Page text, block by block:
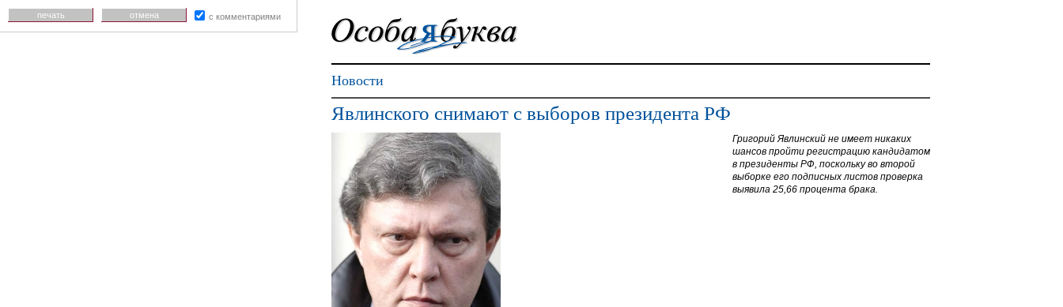
Новости
Явлинского снимают с выборов президента РФ
Григорий Явлинский не имеет никаких
шансов пройти регистрацию кандидатом
в президенты РФ, поскольку во второй
выборке его подписных листов проверка
выявила 25,66 процента брака.
печать отмена с комментариями